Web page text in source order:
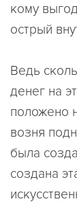
кому
острый
Ведь
денег на
положено
возня
была
создана